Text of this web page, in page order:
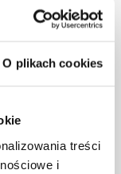
O plikach cookies
treści
i